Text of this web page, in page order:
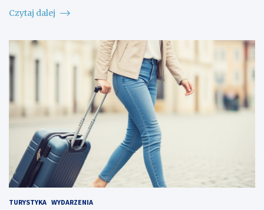
Czytaj dalej
TURYSTYKA WYDARZENIA